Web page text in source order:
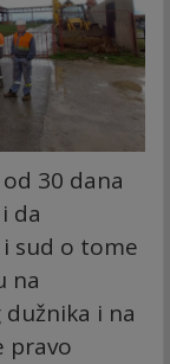
30 dana
da
sud o tome
na
i na
pravo